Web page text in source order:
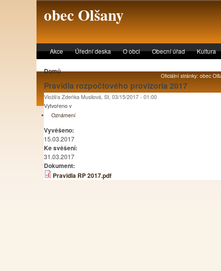
obec Olšany
Akce Úřední deska O obci Obecní úřad Kultura
Domů
Pravidla rozpočtového provizoria 2017
Vložil/a Zdeňka Musilová, St, 03/15/2017 - 01:00
Vytvořeno v
Oznámení
Vyvěšeno:
15.03.2017
Ke svěšení:
31.03.2017
Dokument:
Pravidla RP 2017.pdf
Oficiální stránky: obec